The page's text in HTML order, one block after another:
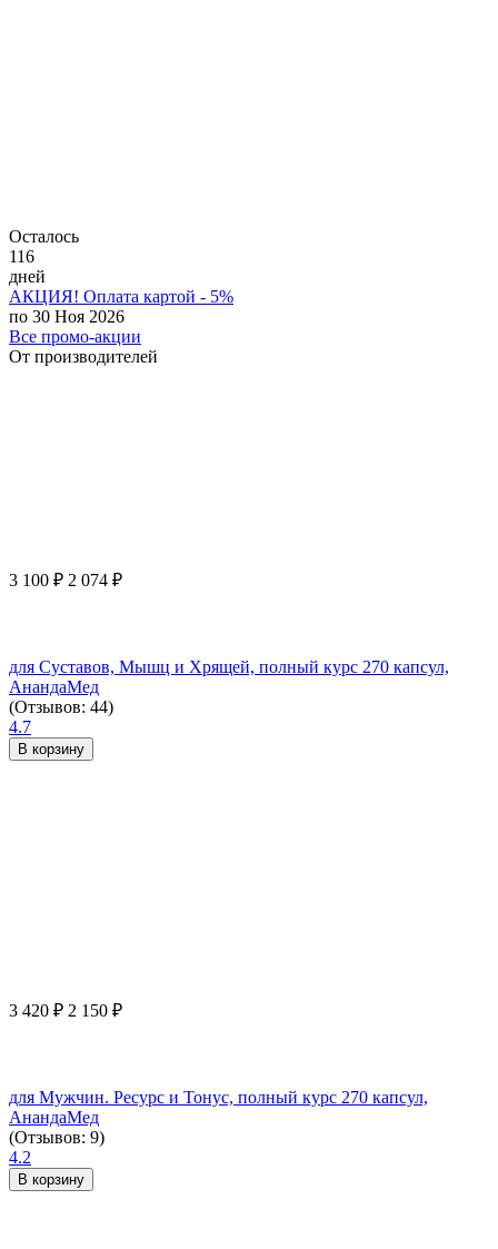
Осталось
116
дней
АКЦИЯ! Оплата картой - 5%
по 30 Ноя 2026
Все промо-акции
От производителей
3 100 ₽ 2 074 ₽
для Суставов, Мышц и Хрящей, полный курс 270 капсул,
АнандаМед
(Отзывов: 44)
4.7
В корзину
3 420 ₽ 2 150 ₽
для Мужчин. Ресурс и Тонус, полный курс 270 капсул,
АнандаМед
(Отзывов: 9)
4.2
В корзину